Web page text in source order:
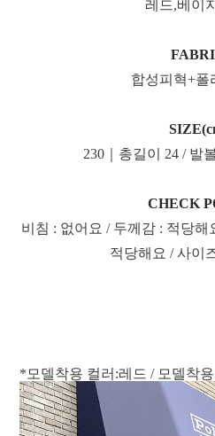
레드,베이
합성피혁+폴
230｜총길이 24 / 발
CHECK
비침 : 없어요 / 두께감 : 적당해
적당해요 / 사이
*모델착용 컬러:레드 / 모델착